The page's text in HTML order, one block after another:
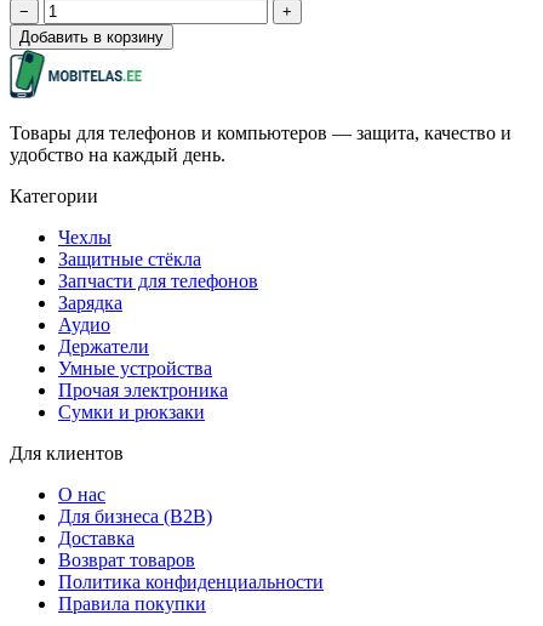
−
+
Добавить в корзину
Товары для телефонов и компьютеров — защита, качество и
удобство на каждый день.
Категории
Чехлы
Защитные стёкла
Запчасти для телефонов
Зарядка
Аудио
Держатели
Умные устройства
Прочая электроника
Сумки и рюкзаки
Для клиентов
О нас
Для бизнеса (B2B)
Доставка
Возврат товаров
Политика конфиденциальности
Правила покупки